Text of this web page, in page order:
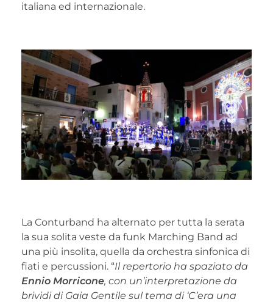
italiana ed internazionale.
La Conturband ha alternato per tutta la serata
la sua solita veste da funk Marching Band ad
una più insolita, quella da orchestra sinfonica di
fiati e percussioni. “Il repertorio ha spaziato da
Ennio Morricone, con un’interpretazione da
brividi di Gaia Gentile sul tema di ‘C’era una